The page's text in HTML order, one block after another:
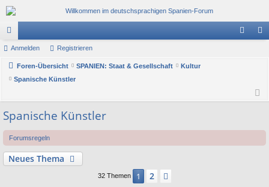
or
en
de re
Anmelden Registrieren
Foren-Übersicht SPANIEN: Staat & Gesellschaft
Kultur
Spanische Künstler
Spanische Künstler
Forumsregeln
Neues Thema
32 Themen 1 2